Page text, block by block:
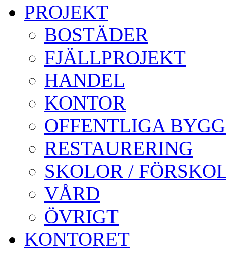
PROJEKT
BOSTÄDER
FJÄLLPROJEKT
HANDEL
KONTOR
OFFENTLIGA
RESTAURERING
SKOLOR /
VÅRD
ÖVRIGT
KONTORET